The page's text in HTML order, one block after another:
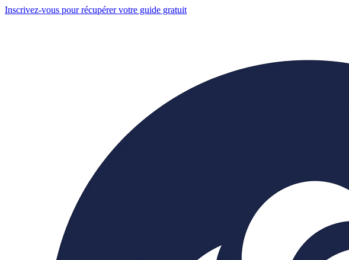
Inscrivez-vous pour récupérer votre guide gratuit